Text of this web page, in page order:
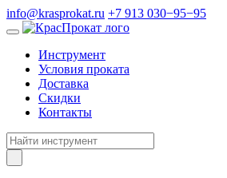
info@krasprokat.ru +7 913 030−95−95
Инструмент
Условия проката
Доставка
Скидки
Контакты